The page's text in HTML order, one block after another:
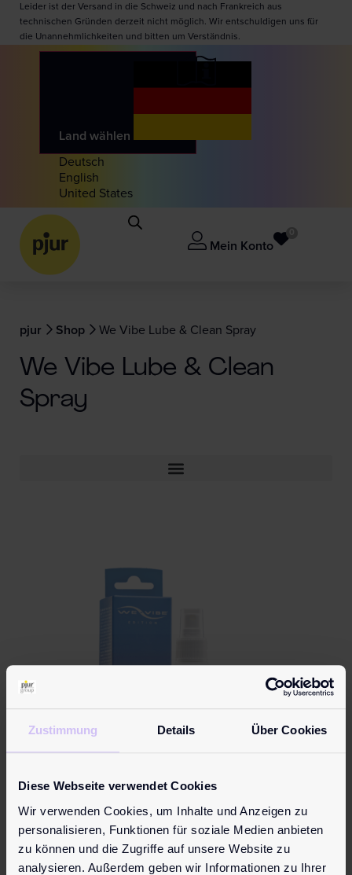
Zustimmung Details Über Cookies
Diese Webseite verwendet Cookies
Wir verwenden Cookies, um Inhalte und Anzeigen zu
personalisieren, Funktionen für soziale Medien anbieten
zu können und die Zugriffe auf unsere Website zu
analysieren. Außerdem geben wir Informationen zu Ihrer
Leider ist der Versand in die Schweiz und nach Frankreich aus
technischen Gründen derzeit nicht möglich. Wir entschuldigen uns für
die Unannehmlichkeiten und bitten um Verständnis.
Land wählen
Deutsch
English
United States
Mein Konto
pjur Shop We Vibe Lube & Clean Spray
We Vibe Lube & Clean
Spray
We-Vibe™ Clean Spray by pjur
15,95
€